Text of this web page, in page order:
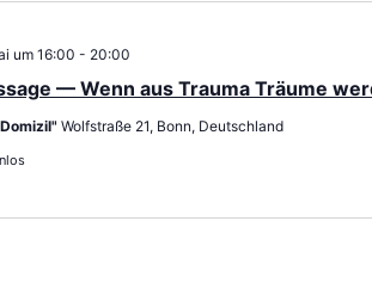
— Wenn aus Trauma Träume
um 16:00 - 20:00
Wolfstraße 21, Bonn, Deutschland